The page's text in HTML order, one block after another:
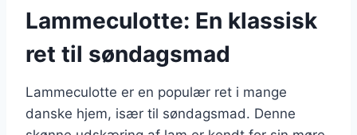
Lammeculotte: En klassisk
ret til søndagsmad
Lammeculotte er en populær ret i mange
danske hjem, især til søndagsmad. Denne